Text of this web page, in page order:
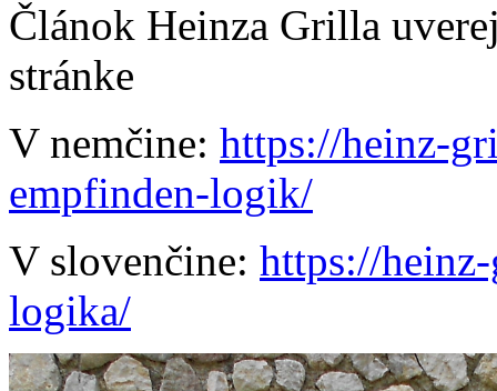
Článok Heinza Grilla
stránke
V nemčine: https://heinz-
empfinden-logik/
V slovenčine: https://
logika/